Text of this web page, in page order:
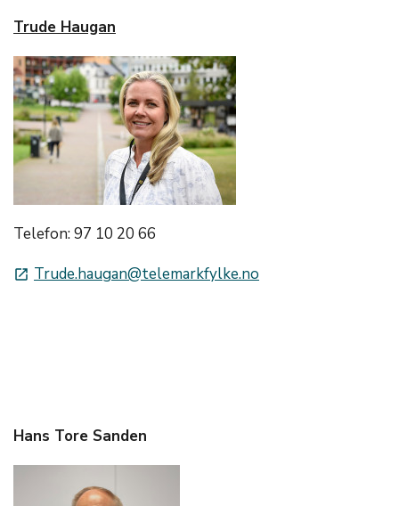
Trude Haugan
Telefon: 97 10 20 66
launch Trude.haugan@telemarkfylke.no
Hans Tore Sanden